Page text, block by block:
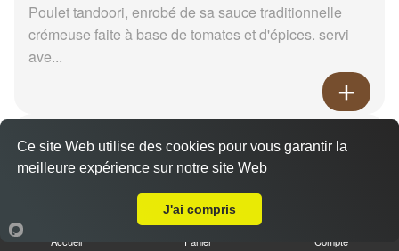
Poulet tandoori, enrobé de sa sauce traditionnelle
crémeuse faite à base de tomates et d'épices. servi
ave...
Matter keema
12.00 €
Accueil Panier Compte
Ce site Web utilise des cookies pour vous garantir la
meilleure expérience sur notre site Web
J'ai compris